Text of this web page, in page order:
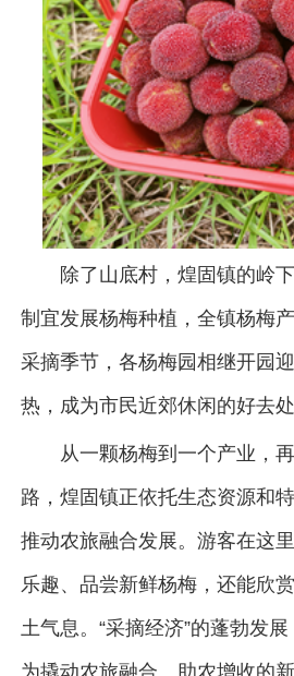
除了山底村，煌固镇的岭
制宜发展杨梅种植，全镇杨梅
采摘季节，各杨梅园相继开园
热，成为市民近郊休闲的好去处
从一颗杨梅到一个产业，
路，煌固镇正依托生态资源和
推动农旅融合发展。游客在这
乐趣、品尝新鲜杨梅，还能欣
土气息。“采摘经济”的蓬勃发